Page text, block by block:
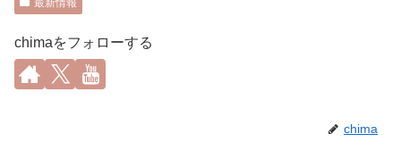
chimaをフォローする
chima